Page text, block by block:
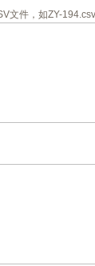
文件，如ZY-